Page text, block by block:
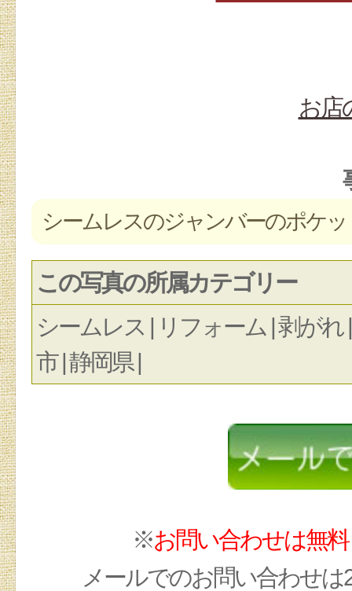
お店
シームレスのジャンバーのポケ
この写真の所属カテゴリー
シームレス | リフォーム | 剥がれ
市 | 静岡県 |
※お問い合わせは無
メールでのお問い合わせ